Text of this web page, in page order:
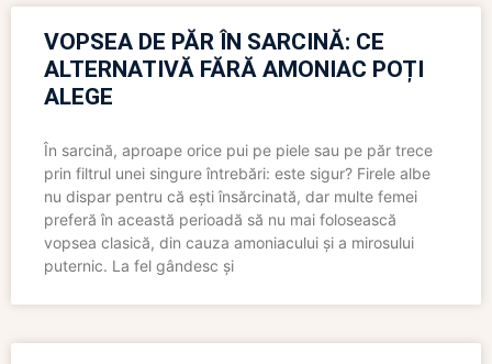
VOPSEA DE PĂR ÎN SARCINĂ: CE
ALTERNATIVĂ FĂRĂ AMONIAC POȚI
ALEGE
În sarcină, aproape orice pui pe piele sau pe păr trece
prin filtrul unei singure întrebări: este sigur? Firele albe
nu dispar pentru că ești însărcinată, dar multe femei
preferă în această perioadă să nu mai folosească
vopsea clasică, din cauza amoniacului și a mirosului
puternic. La fel gândesc și